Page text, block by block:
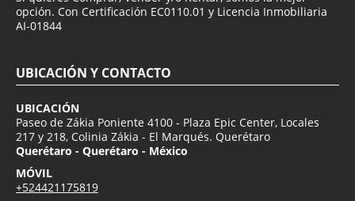
opción. Con Certificación EC0110.01 y Licencia Inmobiliaria
AI-01844
UBICACIÓN Y CONTACTO
UBICACIÓN
Paseo de Zákia Poniente 4100 - Plaza Epic Center, Locales
217 y 218, Colinia Zákia - El Marqués. Querétaro
Querétaro - Querétaro - México
MÓVIL
+524421175819